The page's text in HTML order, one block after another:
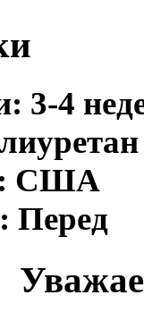
3-4
США
Перед